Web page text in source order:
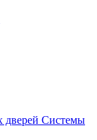
Системы